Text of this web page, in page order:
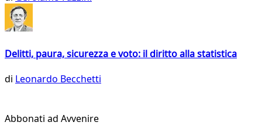
Delitti, paura, sicurezza e voto: il diritto alla statistica
di Leonardo Becchetti
Abbonati ad Avvenire